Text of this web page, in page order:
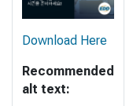
Download Here
Recommended
alt text: